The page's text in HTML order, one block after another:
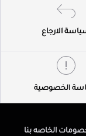
الارجاع
الخصوصية
الخاصه بنا